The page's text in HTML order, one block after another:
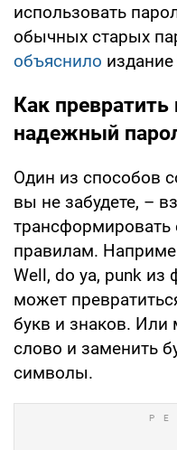
использовать
обычных старых
объяснило
Как
надежный
Один из способов
вы не забудете, –
правилам.
Well, do ya, punk из
может
букв и знаков.
слово и заменить
символы.